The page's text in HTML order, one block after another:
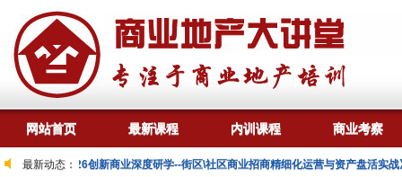
网站首页 最新课程 内训课程 商业考察
最新动态：
日 成都《2026创新商业深度研学--街区\社区商业招商精细化运营与资产盘活实战》